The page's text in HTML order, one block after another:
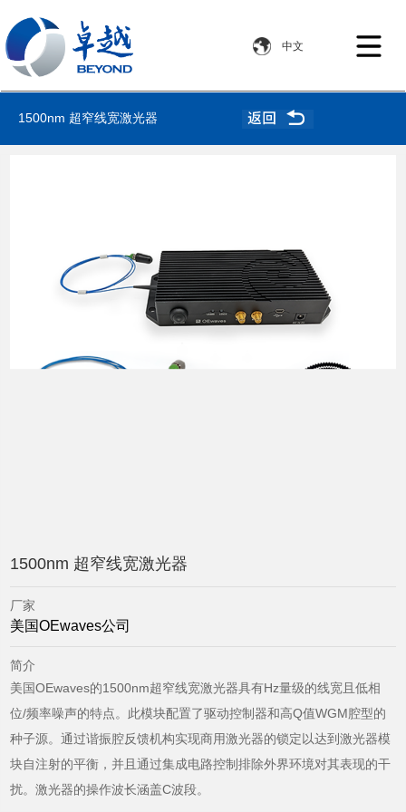
1500nm 超窄线宽激光器
1500nm 超窄线宽激光器
厂家
美国OEwaves公司
简介
美国OEwaves的1500nm超窄线宽激光器具有Hz量级的线宽且低相
位/频率噪声的特点。此模块配置了驱动控制器和高Q值WGM腔型的
种子源。通过谐振腔反馈机构实现商用激光器的锁定以达到激光器模
块自注射的平衡，并且通过集成电路控制排除外界环境对其表现的干
扰。激光器的操作波长涵盖C波段。